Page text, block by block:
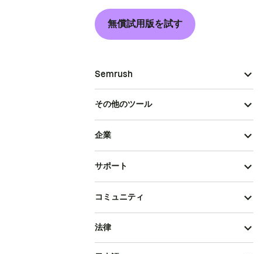
無償試用版を試す
Semrush
その他のツール
企業
サポート
コミュニティ
法律